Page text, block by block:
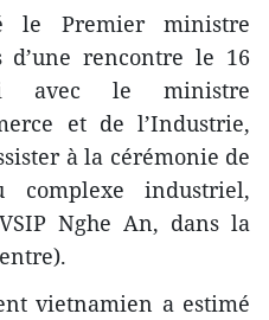
le Premier ministre
rencontre le 16
avec le ministre
et de l’Industrie,
à la cérémonie de
industriel,
Nghe An, dans la
vietnamien a estimé